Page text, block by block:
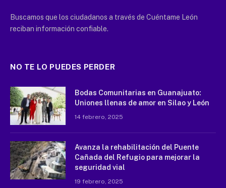
Buscamos que los ciudadanos a través de Cuéntame León
reciban información confiable.
NO TE LO PUEDES PERDER
Bodas Comunitarias en Guanajuato:
Uniones llenas de amor en Silao y León
14 febrero, 2025
Avanza la rehabilitación del Puente
Cañada del Refugio para mejorar la
seguridad vial
19 febrero, 2025